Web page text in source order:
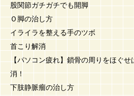
股関節ガチガチでも開脚
Ｏ脚の治し方
イライラを整える手のツボ
首こり解消
【パソコン疲れ】鎖骨の周りをほぐ
消！
下肢静脈瘤の治し方